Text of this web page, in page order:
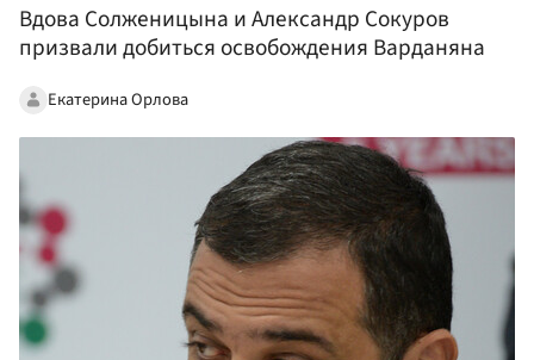
Вдова Солженицына и Александр Сокуров
призвали добиться освобождения Варданяна
Екатерина Орлова